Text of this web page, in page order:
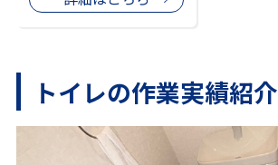
トイレの作業実績紹介